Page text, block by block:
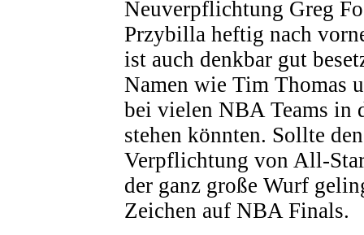
Neuverpflichtung Greg
Przybilla heftig nach
ist auch denkbar gut
Namen wie Tim Thomas
bei vielen NBA Teams in
stehen könnten. Sollte
Verpflichtung von All-
der ganz große Wurf
Zeichen auf NBA Finals.